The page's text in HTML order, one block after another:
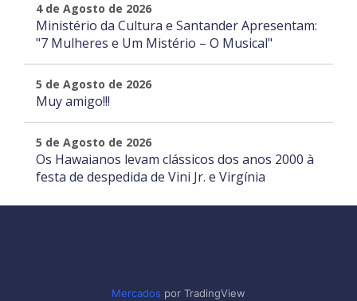
4 de Agosto de 2026
Ministério da Cultura e Santander Apresentam:
"7 Mulheres e Um Mistério – O Musical"
5 de Agosto de 2026
Muy amigo!!!
5 de Agosto de 2026
Os Hawaianos levam clássicos dos anos 2000 à
festa de despedida de Vini Jr. e Virgínia
Mercados por TradingView